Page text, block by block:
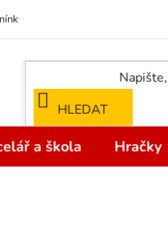
ochrany osobních údajů
HLEDAT
a škola Hračky